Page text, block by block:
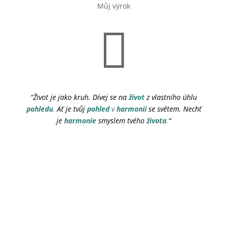
Můj výrok

“Život je jako kruh. Dívej se na život z vlastního úhlu
pohledu.Ať je tvůj pohledvharmonii se světem. Nechť
je harmonie smyslem tvého života.“